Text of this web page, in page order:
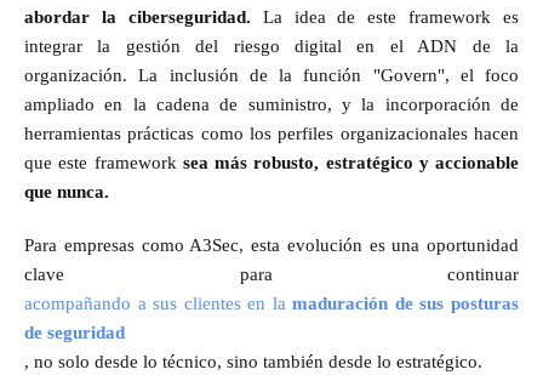
abordar la ciberseguridad. La idea de este framework es
integrar la gestión del riesgo digital en el ADN de la
organización. La inclusión de la función "Govern", el foco
ampliado en la cadena de suministro, y la incorporación de
herramientas prácticas como los perfiles organizacionales hacen
que este framework sea más robusto, estratégico y accionable
que nunca.
Para empresas como A3Sec, esta evolución es una oportunidad
clave para continuar
acompañando a sus clientes en lamaduración de sus posturas
de seguridad
, no solo desde lo técnico, sino también desde lo estratégico.